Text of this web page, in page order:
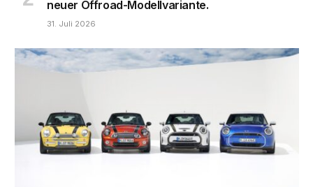
neuer Offroad-Modellvariante.
31. Juli 2026